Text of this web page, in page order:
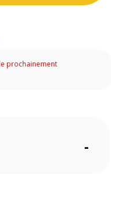
prochainement
-